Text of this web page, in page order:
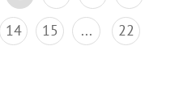
14 15 ... 22